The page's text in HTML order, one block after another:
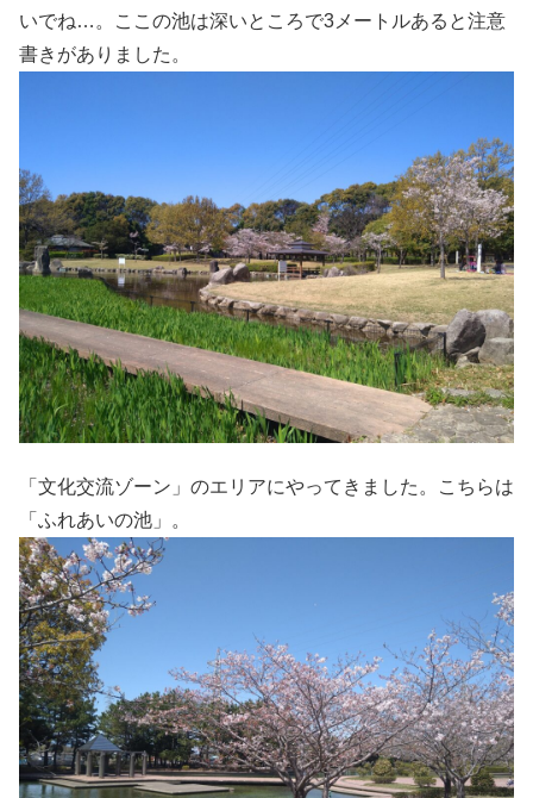
いでね…。ここの池は深いところで3メートルあると注意
書きがありました。
「文化交流ゾーン」のエリアにやってきました。こちらは
「ふれあいの池」。